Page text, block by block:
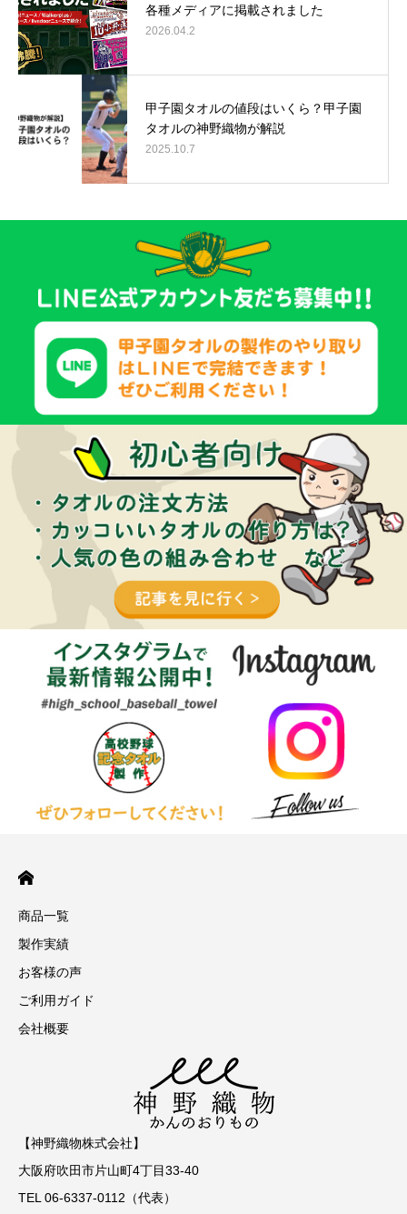
各種メディアに掲載されました
2026.04.2
甲子園タオルの値段はいくら？甲子園
タオルの神野織物が解説
2025.10.7
商品一覧
製作実績
お客様の声
ご利用ガイド
会社概要
【神野織物株式会社】
大阪府吹田市片山町4丁目33-40
TEL 06-6337-0112（代表）